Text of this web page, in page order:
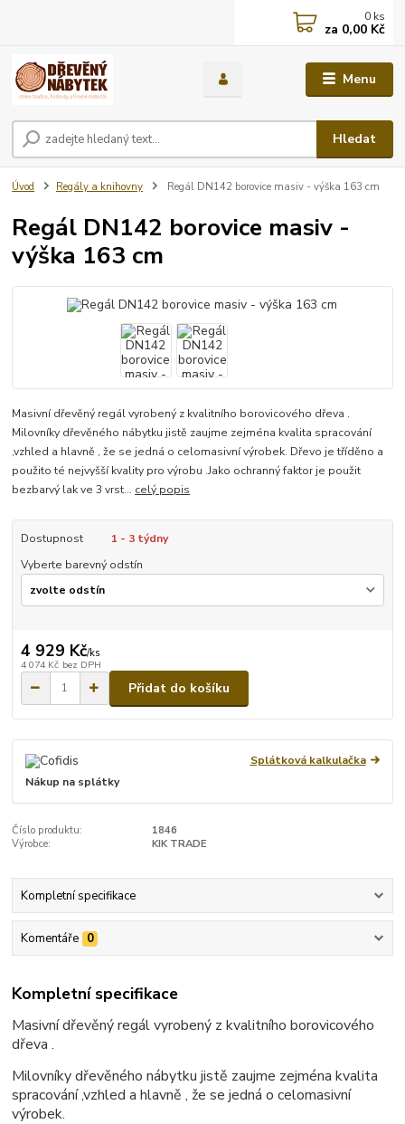
Menu
Hledat
0 ks
za 0,00 Kč
Úvod Regály a knihovny Regál DN142 borovice masiv - výška 163 cm
Regál DN142 borovice masiv -
výška 163 cm
Masivní dřevěný regál vyrobený z kvalitního borovicového dřeva .
Milovníky dřevěného nábytku jistě zaujme zejména kvalita spracování
,vzhled a hlavně , že se jedná o celomasivní výrobek. Dřevo je tříděno a
použito té nejvyšší kvality pro výrobu .Jako ochranný faktor je použit
bezbarvý lak ve 3 vrst... celý popis
Dostupnost
1 - 3 týdny
Vyberte barevný odstín
4 929 Kč/ks
4 074 Kč bez DPH
Přidat do košíku
Splátková kalkulačka
Nákup na splátky
Číslo produktu:
1846
Výrobce:
KIK TRADE
Kompletní specifikace
Komentáře 0
Kompletní specifikace
Masivní dřevěný regál vyrobený z kvalitního borovicového
dřeva .
Milovníky dřevěného nábytku jistě zaujme zejména kvalita
spracování ,vzhled a hlavně , že se jedná o celomasivní
výrobek.